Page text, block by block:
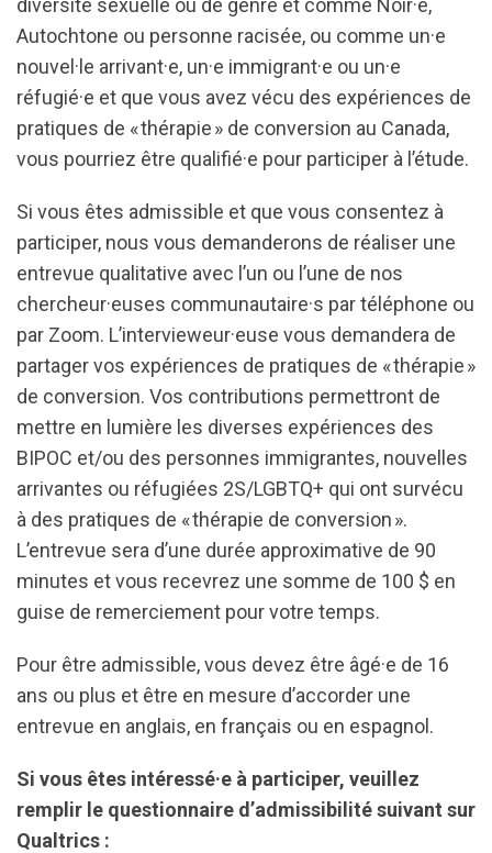
diversité sexuelle ou de genre et comme Noir·e,
Autochtone ou personne racisée, ou comme un·e
nouvel·le arrivant·e, un·e immigrant·e ou un·e
réfugié·e et que vous avez vécu des expériences de
pratiques de « thérapie » de conversion au Canada,
vous pourriez être qualifié·e pour participer à l’étude.
Si vous êtes admissible et que vous consentez à
participer, nous vous demanderons de réaliser une
entrevue qualitative avec l’un ou l’une de nos
chercheur·euses communautaire·s par téléphone ou
par Zoom. L’intervieweur·euse vous demandera de
partager vos expériences de pratiques de « thérapie »
de conversion. Vos contributions permettront de
mettre en lumière les diverses expériences des
BIPOC et/ou des personnes immigrantes, nouvelles
arrivantes ou réfugiées 2S/LGBTQ+ qui ont survécu
à des pratiques de « thérapie de conversion ».
L’entrevue sera d’une durée approximative de 90
minutes et vous recevrez une somme de 100 $ en
guise de remerciement pour votre temps.
Pour être admissible, vous devez être âgé·e de 16
ans ou plus et être en mesure d’accorder une
entrevue en anglais, en français ou en espagnol.
Si vous êtes intéressé·e à participer, veuillez
remplir le questionnaire d’admissibilité suivant sur
Qualtrics :